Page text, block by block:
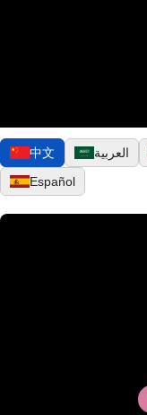
中文 العربية
Español